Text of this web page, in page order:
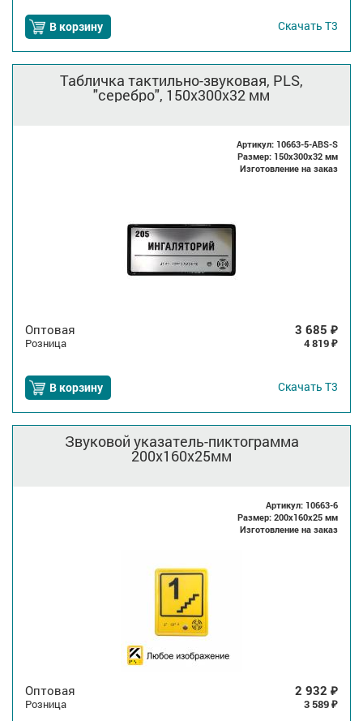
В корзину Скачать Т3
Табличка тактильно-звуковая, PLS,
"серебро", 150x300x32 мм
Артикул: 10663-5-ABS-S
Размер: 150x300x32 мм
Изготовление на заказ
Оптовая 3 685 ₽
Розница 4 819 ₽
В корзину Скачать Т3
Звуковой указатель-пиктограмма
200x160x25мм
Артикул: 10663-6
Размер: 200x160x25 мм
Изготовление на заказ
Оптовая 2 932 ₽
Розница 3 589 ₽